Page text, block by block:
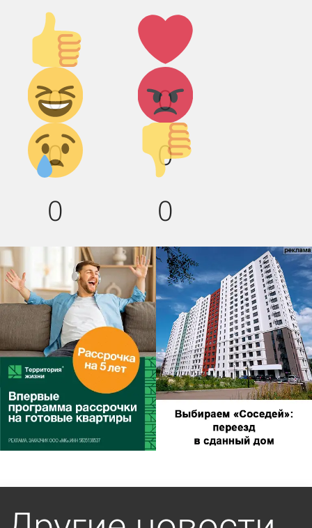
Палец
вверх!
0
Лайк!
0
Дикий
смех!
0
Агрессия!
0
Грусть :(
0
Палец
вниз!
0